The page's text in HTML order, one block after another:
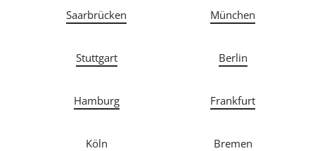
Saarbrücken München
Stuttgart Berlin
Hamburg Frankfurt
Köln Bremen